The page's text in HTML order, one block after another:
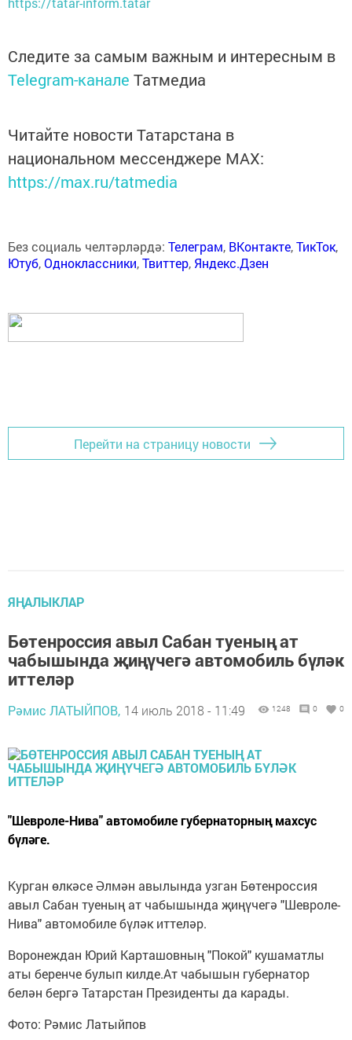
Следите за самым важным и интересным в
Telegram-канале Татмедиа
Читайте новости Татарстана в
национальном мессенджере MАХ:
https://max.ru/tatmedia
Без социаль челтәрләрдә: Телеграм, ВКонтакте,ТикТок,
Ютуб,Одноклассники,Твиттер, Яндекс.Дзен
Перейти на страницу новости
ЯҢАЛЫКЛАР
Бөтенроссия авыл Сабан туеның ат
чабышында җиңүчегә автомобиль бүләк
иттеләр
Рәмис ЛАТЫЙПОВ, 14 июль 2018 - 11:49 1248 0 0
"Шевроле-Нива" автомобиле губернаторның махсус
бүләге.
Курган өлкәсе Әлмән авылында узган Бөтенроссия
авыл Сабан туеның ат чабышында җиңүчегә "Шевроле-
Нива" автомобиле бүләк иттеләр.
Воронеждан Юрий Карташовның "Покой" кушаматлы
аты беренче булып килде.Ат чабышын губернатор
белән бергә Татарстан Президенты да карады.
Фото: Рәмис Латыйпов